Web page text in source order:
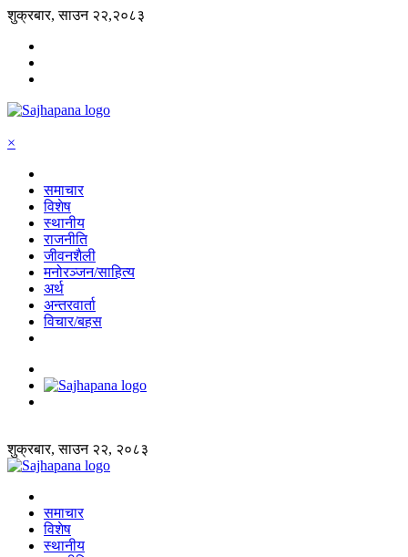
शुक्रबार, साउन २२,२०८३
×
समाचार
विशेष
स्थानीय
राजनीति
जीवनशैली
मनोरञ्जन/साहित्य
अर्थ
अन्तरवार्ता
विचार/बहस
शुक्रबार, साउन २२, २०८३
समाचार
विशेष
स्थानीय